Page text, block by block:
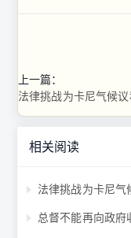
上一篇：
相关阅读
法律挑战为卡尼气
总督不能再向政府